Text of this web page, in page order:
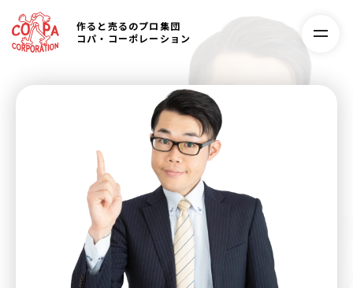
作ると売るのプロ集団
コパ・コーポレーション